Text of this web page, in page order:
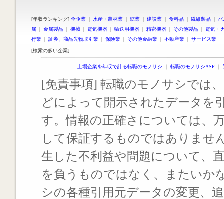
[年収ランキング] 全企業 | 水産・農林業 | 鉱業 | 建設業 | 食料品 | 繊維製品 |
属 | 金属製品 | 機械 | 電気機器 | 輸送用機器 | 精密機器 | その他製品 | 電気・
行業 | 証券、商品先物取引業 | 保険業 | その他金融業 | 不動産業 | サービス業
[検索の多い企業]
上場企業を年収で計る転職のモノサシ ｜ 転職のモノサシASP ｜
[免責事項] 転職のモノサシでは
どによって開示されたデータを
す。情報の正確さについては、
して保証するものではありませ
生した不利益や問題について、
を負うものではなく、またいか
シの各種引用元データの変更、